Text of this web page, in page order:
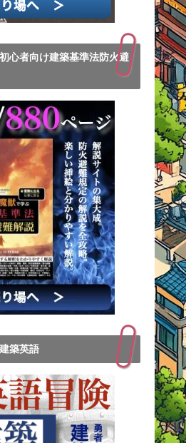
心者向け建築基準法防火避
築英語